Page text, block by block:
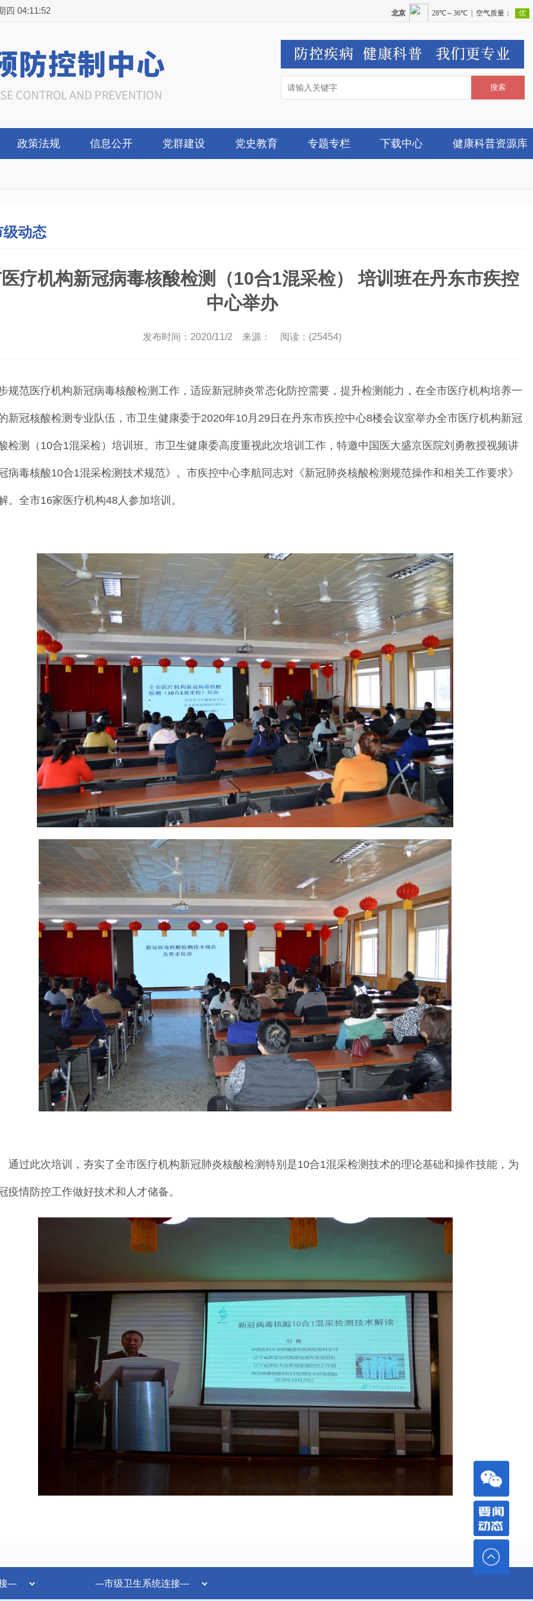
四 04:11:53
政策法规 信息公开 党群建设 党史教育 专题专栏 下载中心 健康科普资源库
级动态
疗机构新冠病毒核酸检测（10合1混采检） 培训班在丹东市疾控
中心举办
发布时间：2020/11/2 来源： 阅读：(25454)
规范医疗机构新冠病毒核酸检测工作，适应新冠肺炎常态化防控需要，提升检测能力，在全市医疗机构培养一
新冠核酸检测专业队伍，市卫生健康委于2020年10月29日在丹东市疾控中心8楼会议室举办全市医疗机构新冠
检测（10合1混采检）培训班。市卫生健康委高度重视此次培训工作，特邀中国医大盛京医院刘勇教授视频讲
病毒核酸10合1混采检测技术规范》。市疾控中心李航同志对《新冠肺炎核酸检测规范操作和相关工作要求》
。全市16家医疗机构48人参加培训。
此次培训，夯实了全市医疗机构新冠肺炎核酸检测特别是10合1混采检测技术的理论基础和操作技能，为
疫情防控工作做好技术和人才储备。